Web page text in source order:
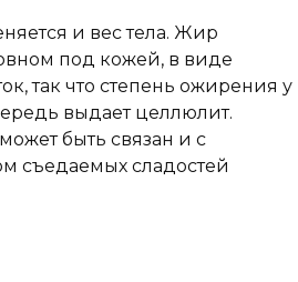
и вес тела. Жир
под кожей, в виде
так что степень ожирения у
выдает целлюлит.
быть связан и с
съедаемых сладостей